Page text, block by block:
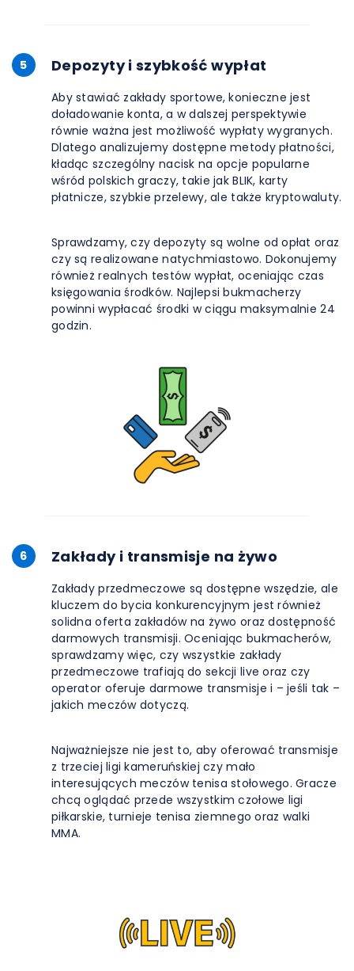
5 Depozyty i szybkość wypłat
Aby stawiać zakłady sportowe, konieczne jest
doładowanie konta, a w dalszej perspektywie
równie ważna jest możliwość wypłaty wygranych.
Dlatego analizujemy dostępne metody płatności,
kładąc szczególny nacisk na opcje popularne
wśród polskich graczy, takie jak BLIK, karty
płatnicze, szybkie przelewy, ale także kryptowaluty.
Sprawdzamy, czy depozyty są wolne od opłat oraz
czy są realizowane natychmiastowo. Dokonujemy
również realnych testów wypłat, oceniając czas
księgowania środków. Najlepsi bukmacherzy
powinni wypłacać środki w ciągu maksymalnie 24
godzin.
6 Zakłady i transmisje na żywo
Zakłady przedmeczowe są dostępne wszędzie, ale
kluczem do bycia konkurencyjnym jest również
solidna oferta zakładów na żywo oraz dostępność
darmowych transmisji. Oceniając bukmacherów,
sprawdzamy więc, czy wszystkie zakłady
przedmeczowe trafiają do sekcji live oraz czy
operator oferuje darmowe transmisje i – jeśli tak –
jakich meczów dotyczą.
Najważniejsze nie jest to, aby oferować transmisje
z trzeciej ligi kameruńskiej czy mało
interesujących meczów tenisa stołowego. Gracze
chcą oglądać przede wszystkim czołowe ligi
piłkarskie, turnieje tenisa ziemnego oraz walki
MMA.